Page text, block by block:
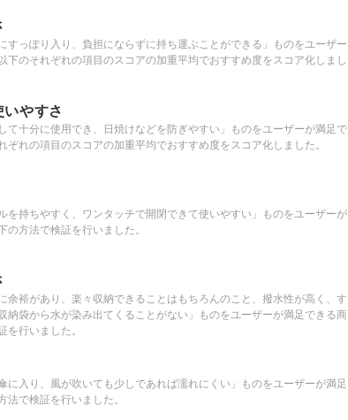
すっぽり入り、負担にならずに持ち運ぶことができる」ものをユーザー
下のそれぞれの項目のスコアの加重平均でおすすめ度をスコア化しまし
いやすさ
て十分に使用でき、日焼けなどを防ぎやすい」ものをユーザーが満足で
ぞれの項目のスコアの加重平均でおすすめ度をスコア化しました。
を持ちやすく、ワンタッチで開閉できて使いやすい」ものをユーザーが
方法で検証を行いました。
余裕があり、楽々収納できることはもちろんのこと、撥水性が高く、す
納袋から水が染み出てくることがない」ものをユーザーが満足できる商
を行いました。
に入り、風が吹いても少しであれば濡れにくい」ものをユーザーが満足
法で検証を行いました。